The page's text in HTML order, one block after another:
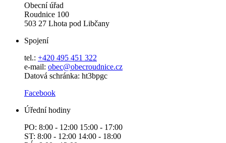
Obecní úřad
Roudnice 100
503 27 Lhota pod Libčany
Spojení
tel.: +420 495 451 322
e-mail: obec@obecroudnice.cz
Datová schránka: ht3bpgc
Facebook
Úřední hodiny
PO: 8:00 - 12:00 15:00 - 17:00
ST: 8:00 - 12:00 14:00 - 18:00